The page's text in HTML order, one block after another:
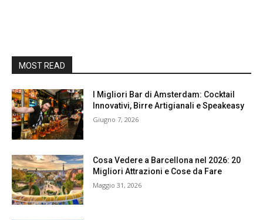
MOST READ
I Migliori Bar di Amsterdam: Cocktail
Innovativi, Birre Artigianali e Speakeasy
Giugno 7, 2026
Cosa Vedere a Barcellona nel 2026: 20
Migliori Attrazioni e Cose da Fare
Maggio 31, 2026